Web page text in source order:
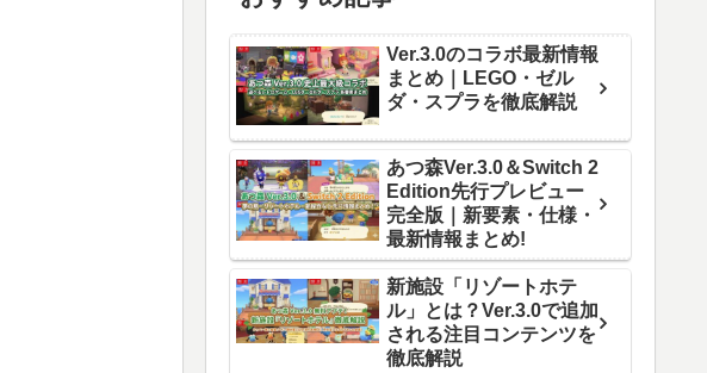
Ver.3.0のコラボ最新情報
まとめ｜LEGO・ゼル
ダ・スプラを徹底解説
あつ森Ver.3.0＆Switch 2
Edition先行プレビュー
完全版｜新要素・仕様・
最新情報まとめ!
新施設「リゾートホテ
ル」とは？Ver.3.0で追加
される注目コンテンツを
徹底解説